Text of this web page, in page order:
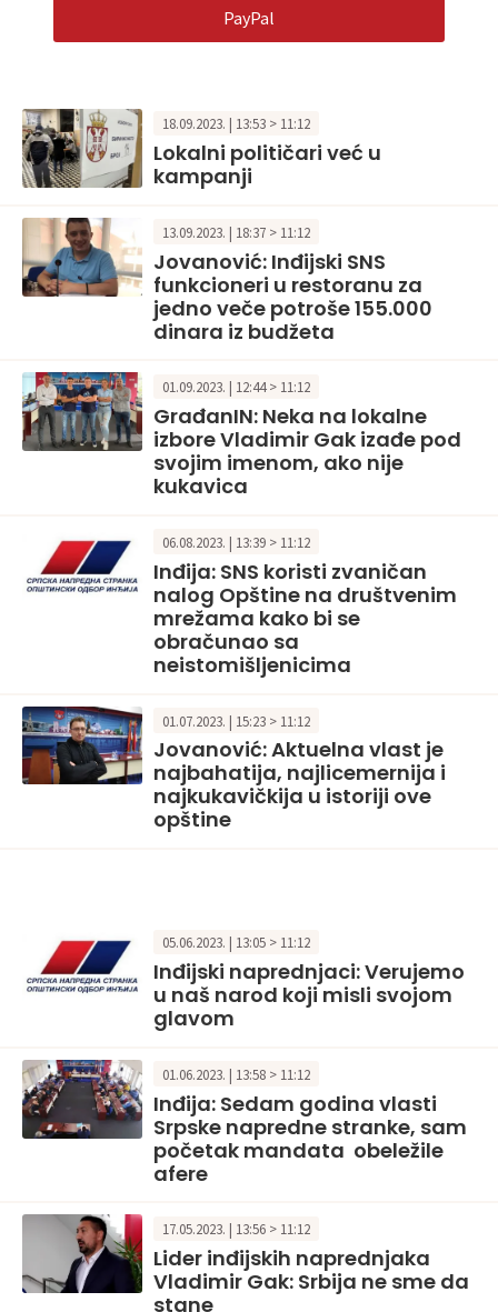
PayPal
18.09.2023. | 13:53 > 11:12
Lokalni političari već u
kampanji
13.09.2023. | 18:37 > 11:12
Jovanović: Inđijski SNS
funkcioneri u restoranu za
jedno veče potroše 155.000
dinara iz budžeta
01.09.2023. | 12:44 > 11:12
GrađanIN: Neka na lokalne
izbore Vladimir Gak izađe pod
svojim imenom, ako nije
kukavica
06.08.2023. | 13:39 > 11:12
Inđija: SNS koristi zvaničan
nalog Opštine na društvenim
mrežama kako bi se
obračunao sa
neistomišljenicima
01.07.2023. | 15:23 > 11:12
Jovanović: Aktuelna vlast je
najbahatija, najlicemernija i
najkukavičkija u istoriji ove
opštine
05.06.2023. | 13:05 > 11:12
Inđijski naprednjaci: Verujemo
u naš narod koji misli svojom
glavom
01.06.2023. | 13:58 > 11:12
Inđija: Sedam godina vlasti
Srpske napredne stranke, sam
početak mandata obeležile
afere
17.05.2023. | 13:56 > 11:12
Lider inđijskih naprednjaka
Vladimir Gak: Srbija ne sme da
stane